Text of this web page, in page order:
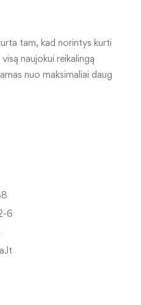
tam, kad norintys kurti
naujokui reikalingą
nuo maksimaliai daug
6